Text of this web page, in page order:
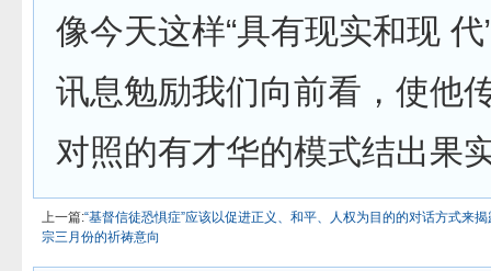
像今天这样“具有现实和现
讯息勉励我们向前看，使他
对照的有才华的模式结出果
上一篇:“基督信徒恐惧症”应该以促进正义、和平、人权为目的的对话方式来揭
宗三月份的祈祷意向